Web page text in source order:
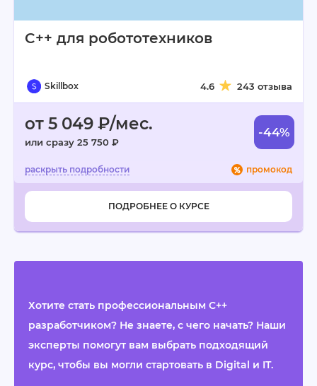
C++ для робототехников
Skillbox 4.6 243 отзыва
от 5 049 ₽/мес.
или сразу 25 750 ₽
-44%
промокод
ПОДРОБНЕЕ О КУРСЕ
Хотите стать профессиональным C++
разработчиком? Не знаете, с чего начать? Наши
эксперты помогут вам выбрать подходящий
курс, чтобы вы могли стартовать в Digital и IT.